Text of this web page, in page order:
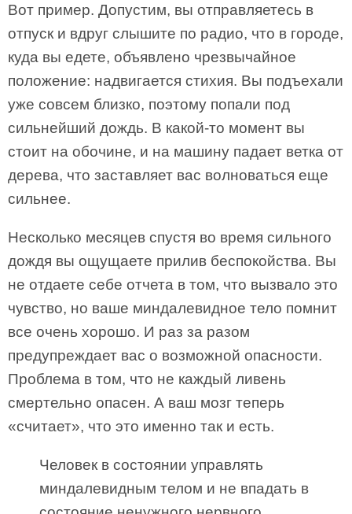
Вот пример. Допустим, вы отправляетесь в
отпуск и вдруг слышите по радио, что в городе,
куда вы едете, объявлено чрезвычайное
положение: надвигается стихия. Вы подъехали
уже совсем близко, поэтому попали под
сильнейший дождь. В какой-то момент вы
стоит на обочине, и на машину падает ветка от
дерева, что заставляет вас волноваться еще
сильнее.
Несколько месяцев спустя во время сильного
дождя вы ощущаете прилив беспокойства. Вы
не отдаете себе отчета в том, что вызвало это
чувство, но ваше миндалевидное тело помнит
все очень хорошо. И раз за разом
предупреждает вас о возможной опасности.
Проблема в том, что не каждый ливень
смертельно опасен. А ваш мозг теперь
«считает», что это именно так и есть.
Человек в состоянии управлять
миндалевидным телом и не впадать в